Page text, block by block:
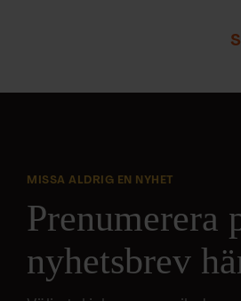
MISSA ALDRIG EN NYHET
Prenumerera
nyhetsbrev